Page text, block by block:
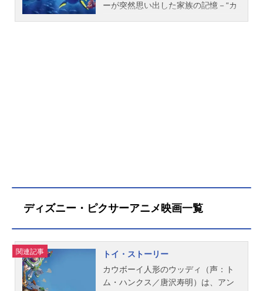
ーが突然思い出した家族の記憶－“カ
無尽にノンストップで展開する感動
ンディング・ドリー放送形態劇場版
リン：木梨憲武ハンク：上川隆也デ
スティニー：中村アンニモ：菊地慶
ベイリー：多田野曜平ベビー・ドリ
ディズニー・ピクサーアニメ映画一覧
関連記事
トイ・ストーリー
カウボーイ人形のウッディ（声：ト
ム・ハンクス／唐沢寿明）は、アン